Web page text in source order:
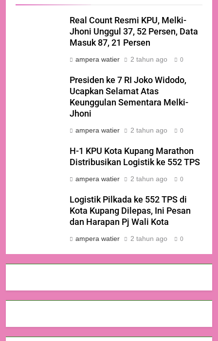
Real Count Resmi KPU, Melki-
Jhoni Unggul 37, 52 Persen, Data
Masuk 87, 21 Persen
ampera watier 2 tahun ago 0
Presiden ke 7 RI Joko Widodo,
Ucapkan Selamat Atas
Keunggulan Sementara Melki-
Jhoni
ampera watier 2 tahun ago 0
H-1 KPU Kota Kupang Marathon
Distribusikan Logistik ke 552 TPS
ampera watier 2 tahun ago 0
Logistik Pilkada ke 552 TPS di
Kota Kupang Dilepas, Ini Pesan
dan Harapan Pj Wali Kota
ampera watier 2 tahun ago 0